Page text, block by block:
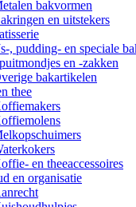
bakvormen
en uitstekers
, pudding- en speciale
en -zakken
bakartikelen
thee
en theeaccessoires
en organisatie